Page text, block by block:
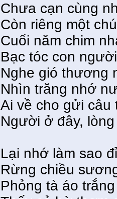
Chưa cạn cùng
Còn riêng một
Cuối năm chim
Bạc tóc con
Nghe gió thương
Nhìn trăng nhớ
Ai về cho gửi câu
Người ở đây,
Lại nhớ làm sao
Rừng chiều
Phỏng tà áo